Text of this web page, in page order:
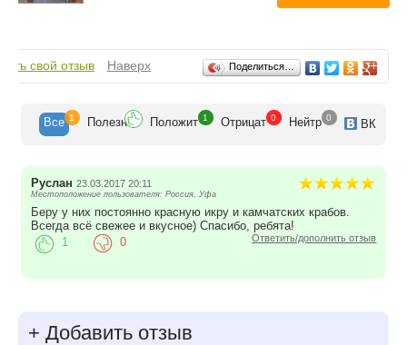
Отзывы
свой отзыв Наверх Поделиться…
Все 1 Полезн Положит 1 Отрицат 0 Нейтр 0 ВК
Руслан 23.03.2017 20:11
Местоположение пользователя: Россия, Уфа
Беру у них постоянно красную икру и камчатских крабов.
Всегда всё свежее и вкусное) Спасибо, ребята!
Ответить/дополнить отзыв
1 0
+ Добавить отзыв